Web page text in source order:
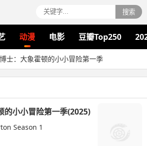
搜索
动漫 电影 豆瓣Top250
士：大象霍顿的小小冒险第一季
的小小冒险第一季(2025)
Season 1